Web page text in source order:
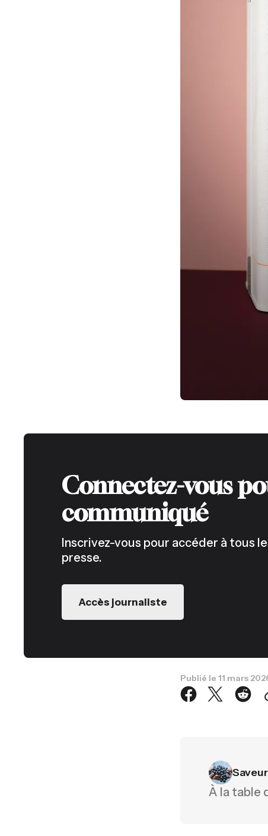
Connectez-vous
communiqué
Inscrivez-vous pour accéder à tous
presse.
Accès journaliste
Publié le 11 mars
À la table